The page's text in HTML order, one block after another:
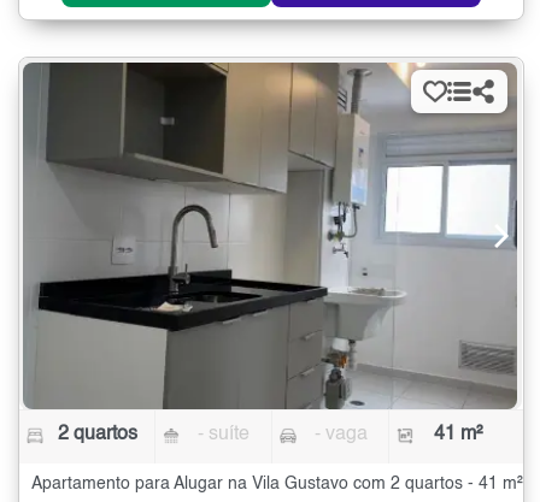
2 quartos - suíte - vaga 41 m²
Apartamento para Alugar na Vila Gustavo com 2 quartos - 41 m²